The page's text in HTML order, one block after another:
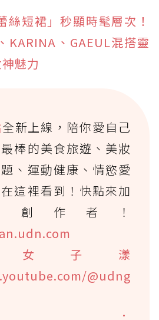
絲短裙」秒顯時髦層次！
KARINA、GAEUL混搭靈
魅力
全新上線，陪你愛自己
棒的美食旅遊、美妝
、運動健康、情慾愛
這裡看到！快點來加
創作者！
女子漾
@udng